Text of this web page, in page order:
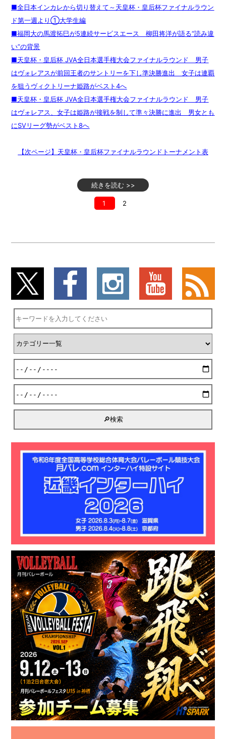
■全日本インカレから切り替えて～天皇杯・皇后杯ファイナルラウン
ド第一週より①大学生編
■福岡大の馬渡拓巳が5連続サービスエース 柳田将洋が語る“読み違
い”の背景
■天皇杯・皇后杯 JVA全日本選手権大会ファイナルラウンド 男子
はヴォレアスが前回王者のサントリーを下し準決勝進出 女子は連覇
を狙うヴィクトリーナ姫路がベスト4へ
■天皇杯・皇后杯 JVA全日本選手権大会ファイナルラウンド 男子
はヴォレアス、女子は姫路が接戦を制して準々決勝に進出 男女とも
にSVリーグ勢がベスト8へ
【次ページ】天皇杯・皇后杯ファイナルラウンドトーナメント表
続きを読む >>
1 2